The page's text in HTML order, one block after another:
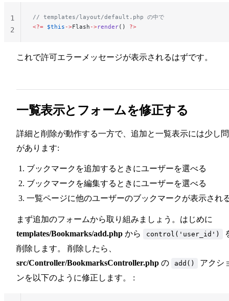
// templates/layout/default.php の中で
<?= $this ->Flash ->render() ?>
1
2
これで許可エラーメッセージが表示されるはずです。
一覧表示とフォームを修正する
詳細と削除が動作する一方で、追加と一覧表示には少し
があります:
ブックマークを追加するときにユーザーを選べる
ブックマークを編集するときにユーザーを選べる
一覧ページに他のユーザーのブックマークが表示され
まず追加のフォームから取り組みましょう。はじめに
templates/Bookmarks/add.php から control('user_id')
削除します。 削除したら、
src/Controller/BookmarksController.php の add()
アクシ
ンを以下のように修正します。 :